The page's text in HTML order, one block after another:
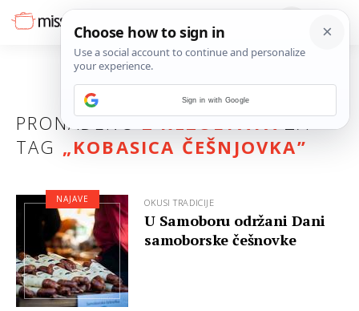
PRONAĐENO2 REZULTATAZA
TAG „KOBASICA ČEŠNJOVKA”
OKUSI TRADICIJE
U Samoboru održani Dani
samoborske češnovke
NAJAVE
Sign in with Google